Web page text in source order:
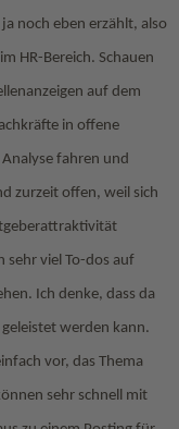
noch eben erzählt, also
HR-Bereich. Schauen
auf dem
in offene
fahren und
zurzeit offen, weil sich
sehr viel To-dos auf
Ich denke, dass da
werden kann.
vor, das Thema
sehr schnell mit